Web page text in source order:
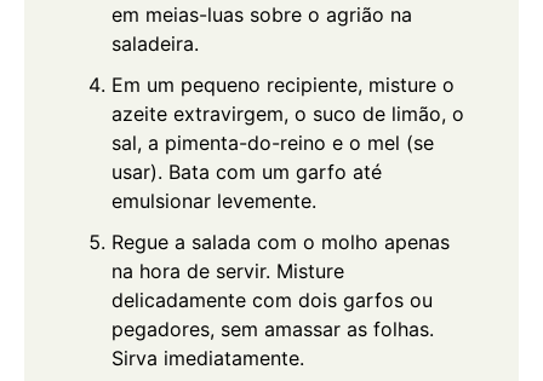
em meias-luas sobre o agrião na
saladeira.
Em um pequeno recipiente, misture o
azeite extravirgem, o suco de limão, o
sal, a pimenta-do-reino e o mel (se
usar). Bata com um garfo até
emulsionar levemente.
Regue a salada com o molho apenas
na hora de servir. Misture
delicadamente com dois garfos ou
pegadores, sem amassar as folhas.
Sirva imediatamente.